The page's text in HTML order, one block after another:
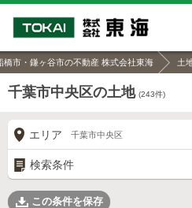
橋市・鎌ヶ谷市の不動産 株式会社東海 土
千葉市中央区の土地 (243件)
エリア 千葉市中央区
検索条件
この条件を保存